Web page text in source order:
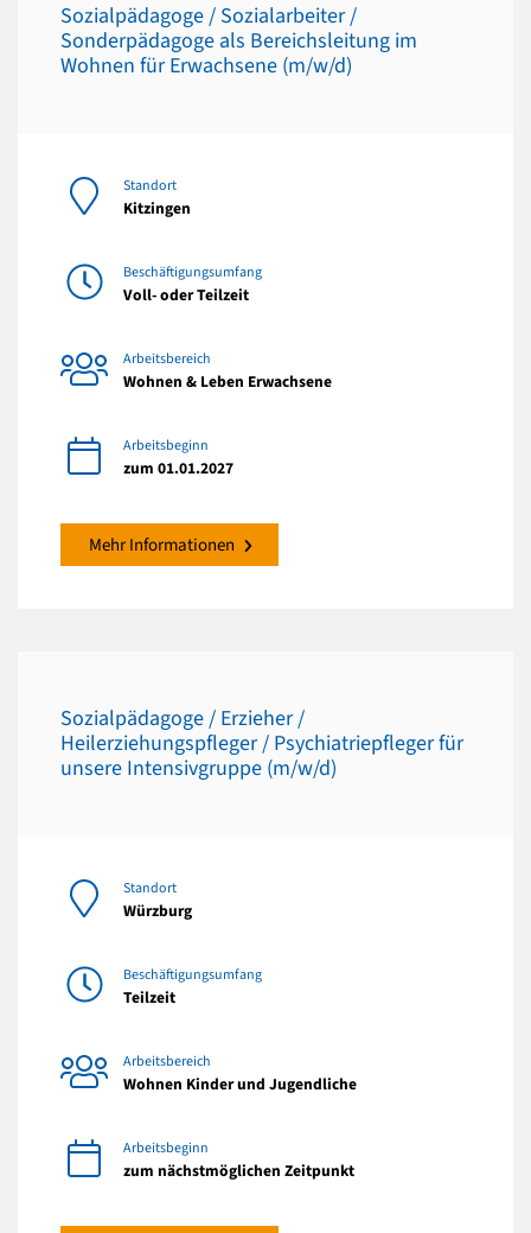
Sozialpädagoge / Sozialarbeiter /
Sonderpädagoge als Bereichsleitung im
Wohnen für Erwachsene (m/w/d)
Standort
Kitzingen
Beschäftigungsumfang
Voll- oder Teilzeit
Arbeitsbereich
Wohnen & Leben Erwachsene
Arbeitsbeginn
zum 01.01.2027
Mehr Informationen
Sozialpädagoge / Erzieher /
Heilerziehungspfleger / Psychiatriepfleger für
unsere Intensivgruppe (m/w/d)
Standort
Würzburg
Beschäftigungsumfang
Teilzeit
Arbeitsbereich
Wohnen Kinder und Jugendliche
Arbeitsbeginn
zum nächstmöglichen Zeitpunkt